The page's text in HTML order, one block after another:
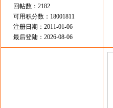
回帖数：2182
可用积分数：18001811
注册日期：2011-01-06
最后登陆：2026-08-06